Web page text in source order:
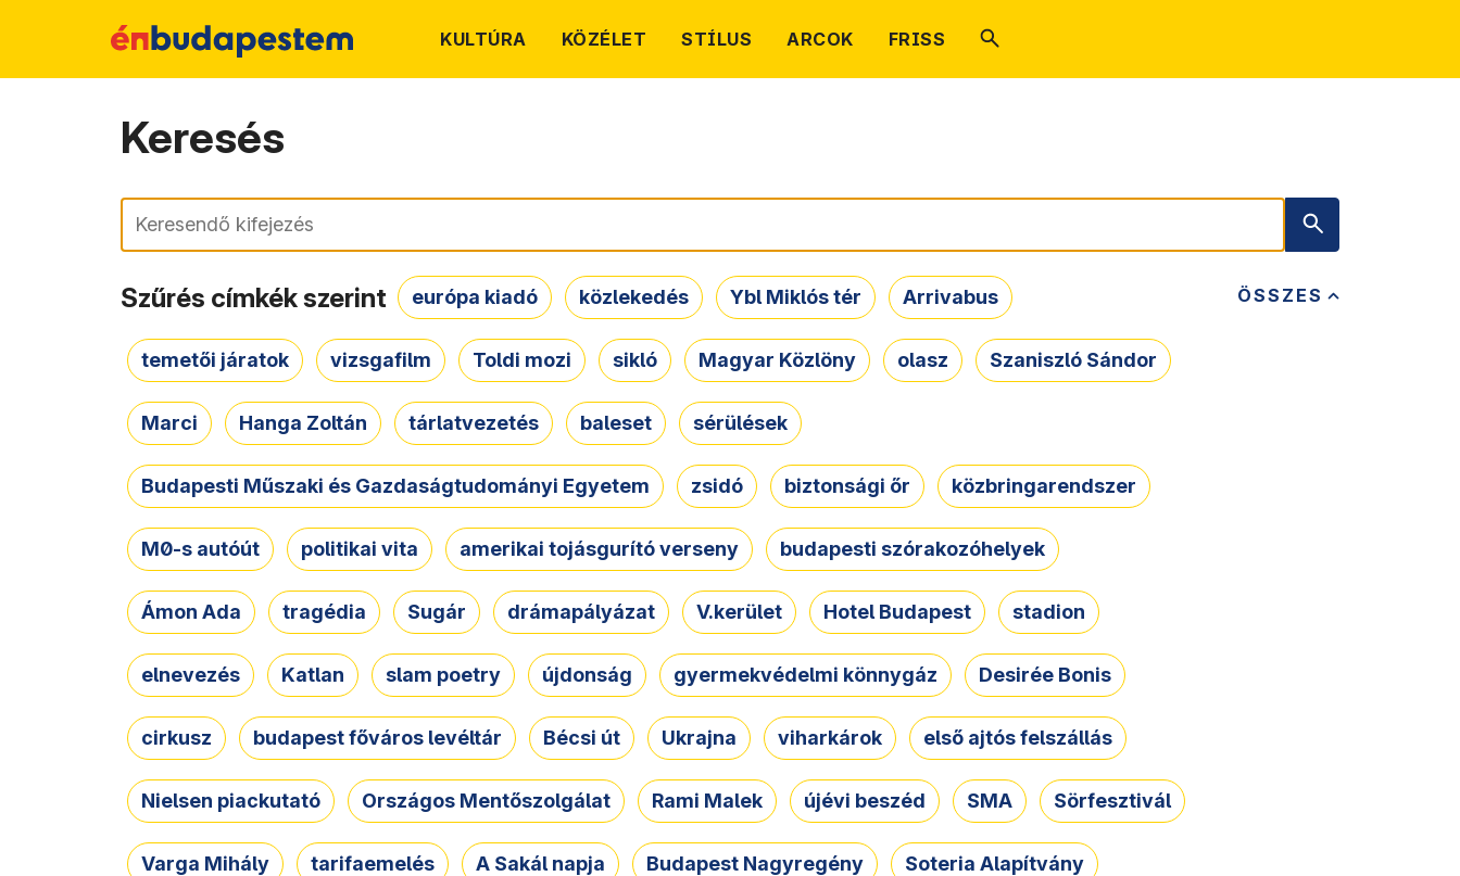
KULTÚRA KÖZÉLET STÍLUS ARCOK FRISS
Keresés
Keresés
ÖSSZES
Szűrés címkék szerint európa kiadó közlekedés Ybl Miklós tér Arrivabus
temetői járatok vizsgafilm Toldi mozi sikló Magyar Közlöny olasz Szaniszló Sándor
Marci Hanga Zoltán tárlatvezetés baleset sérülések
Budapesti Műszaki és Gazdaságtudományi Egyetem zsidó biztonsági őr közbringarendszer
M0-s autóút politikai vita amerikai tojásgurító verseny budapesti szórakozóhelyek
Ámon Ada tragédia Sugár drámapályázat V.kerület Hotel Budapest stadion
elnevezés Katlan slam poetry újdonság gyermekvédelmi könnygáz Desirée Bonis
cirkusz budapest főváros levéltár Bécsi út Ukrajna viharkárok első ajtós felszállás
Nielsen piackutató Országos Mentőszolgálat Rami Malek újévi beszéd SMA Sörfesztivál
Varga Mihály tarifaemelés A Sakál napja Budapest Nagyregény Soteria Alapítvány